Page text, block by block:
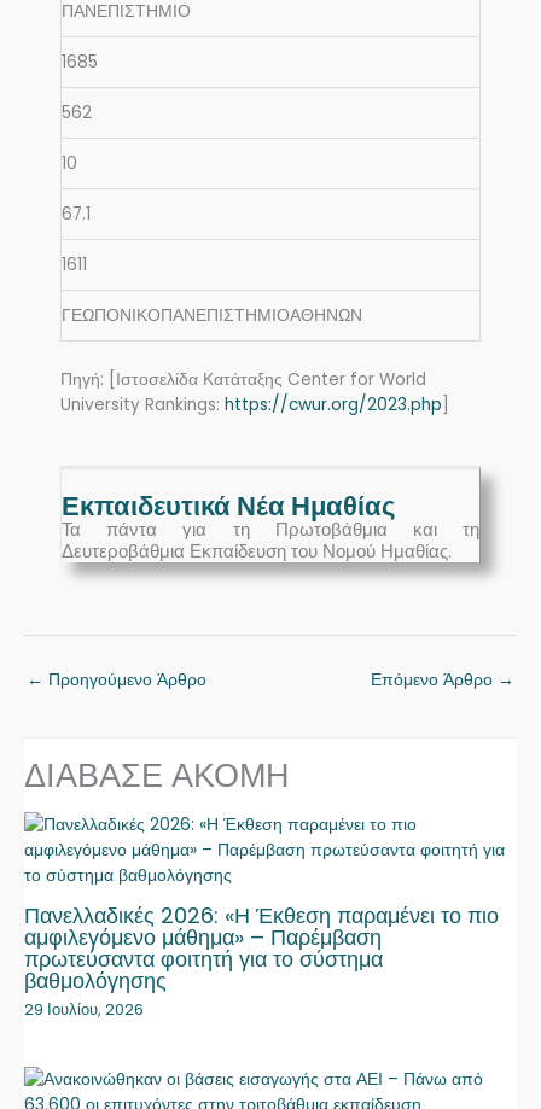
ΠΑΝΕΠΙΣΤΗΜΙΟ
1685
562
10
67.1
1611
ΓΕΩΠΟΝΙΚΟΠΑΝΕΠΙΣΤΗΜΙΟΑΘΗΝΩΝ
Πηγή: [Ιστοσελίδα Κατάταξης Center for World
University Rankings: https://cwur.org/2023.php
Εκπαιδευτικά Νέα Ημαθίας
Τα πάντα για τη Πρωτοβάθμια και τη
Δευτεροβάθμια Εκπαίδευση του Νομού Ημαθίας.
← Προηγούμενο Άρθρο Επόμενο Άρθρο →
ΔΙΑΒΑΣΕ ΑΚΟΜΗ
Πανελλαδικές 2026: «Η Έκθεση παραμένει το πιο
αμφιλεγόμενο μάθημα» – Παρέμβαση
πρωτεύσαντα φοιτητή για το σύστημα
βαθμολόγησης
29 Ιουλίου, 2026